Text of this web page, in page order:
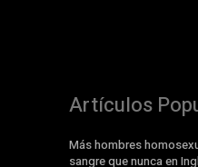
Artículos
Más hombres
sangre que nunca en